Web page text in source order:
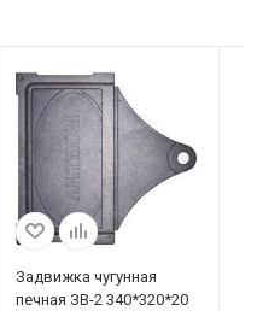
Задвижка чугунная
печная ЗВ-2 340*320*20